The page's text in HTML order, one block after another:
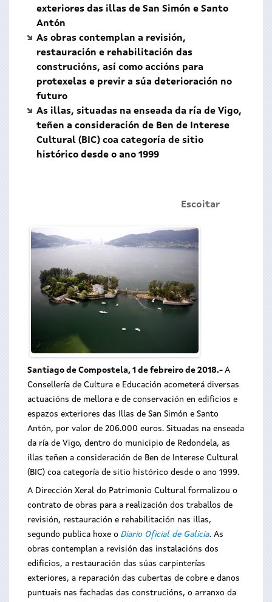
exteriores das illas de San Simón e Santo
Antón
As obras contemplan a revisión,
restauración e rehabilitación das
construcións, así como accións para
protexelas e previr a súa deterioración no
futuro
As illas, situadas na enseada da ría de Vigo,
teñen a consideración de Ben de Interese
Cultural (BIC) coa categoría de sitio
histórico desde o ano 1999
Escoitar
Santiago de Compostela, 1 de febreiro de 2018.- A
Consellería de Cultura e Educación acometerá diversas
actuacións de mellora e de conservación en edificios e
espazos exteriores das Illas de San Simón e Santo
Antón, por valor de 206.000 euros. Situadas na enseada
da ría de Vigo, dentro do municipio de Redondela, as
illas teñen a consideración de Ben de Interese Cultural
(BIC) coa categoría de sitio histórico desde o ano 1999.
A Dirección Xeral do Patrimonio Cultural formalizou o
contrato de obras para a realización dos traballos de
revisión, restauración e rehabilitación nas illas,
segundo publica hoxe o Diario Oficial de Galicia. As
obras contemplan a revisión das instalacións dos
edificios, a restauración das súas carpinterías
exteriores, a reparación das cubertas de cobre e danos
puntuais nas fachadas das construcións, o arranxo da